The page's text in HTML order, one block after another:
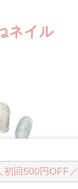
ネイル
初回500円OFF／